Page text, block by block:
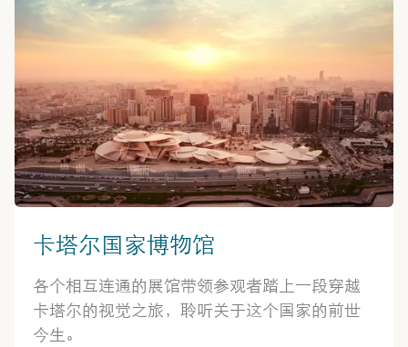
卡塔尔国家博物馆
各个相互连通的展馆带领参观者踏上一段穿越
卡塔尔的视觉之旅，聆听关于这个国家的前世
今生。